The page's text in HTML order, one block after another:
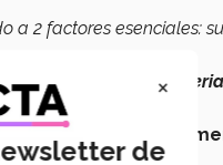
a 2 factores esenciales: su
para bacteria
considerablemente
×
de